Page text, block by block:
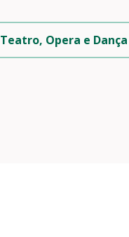
Teatro, Opera e Dança